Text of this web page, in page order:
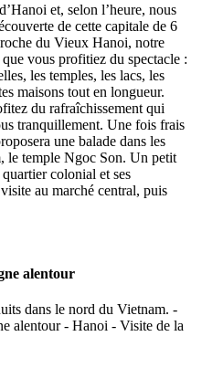
et, selon l’heure, nous
de cette capitale de 6
du Vieux Hanoi, notre
vous profitiez du spectacle :
les temples, les lacs, les
maisons tout en longueur.
du rafraîchissement qui
tranquillement. Une fois frais
une balade dans les
le temple Ngoc Son. Un petit
colonial et ses
au marché central, puis
alentour